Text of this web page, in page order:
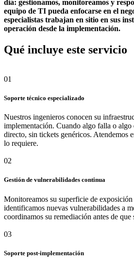
día: gestionamos, monitoreamos y
equipo de TI pueda enfocarse en el
especialistas trabajan en sitio en sus
operación desde la implementación.
Qué incluye este servicio
01
Soporte técnico especializado
Nuestros ingenieros conocen su
implementación. Cuando algo falla o algo
directo, sin tickets genéricos. Atendemos
lo requiere.
02
Gestión de vulnerabilidades continua
Monitoreamos su superficie de
identificamos nuevas vulnerabilidades a
coordinamos su remediación antes de que
03
Soporte post-implementación